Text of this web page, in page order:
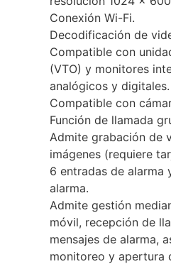
Conexión Wi-Fi.
Decodificación de
Compatible con
(VTO) y monitores
analógicos y digitales.
Compatible con
Función de llamada
Admite grabación de
imágenes (requiere
6 entradas de alarma
alarma.
Admite gestión
móvil, recepción de
mensajes de alarma,
monitoreo y apertura